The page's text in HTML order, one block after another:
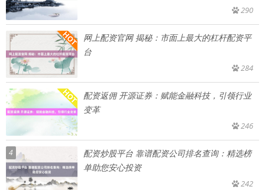
290
网上配资官网 揭秘：市面上最大的杠杆配资平
台
284
配资返佣 开源证券：赋能金融科技，引领行业
变革
246
4
配资炒股平台 靠谱配资公司排名查询：精选榜
单助您安心投资
242